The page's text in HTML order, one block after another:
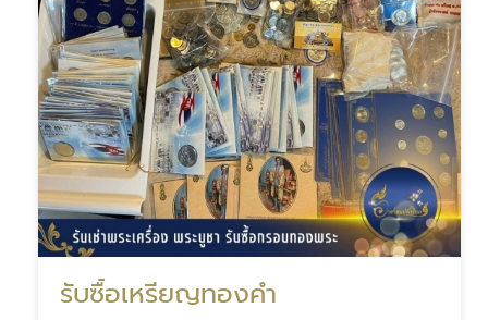
รับซื้อเหรียญทองคำ